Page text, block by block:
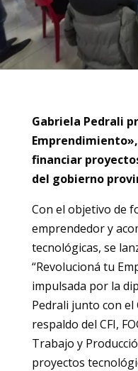
Gabriela Pedrali
financiar
del gobierno
Con el objetivo de
emprendedor y
tecnológicas, se
“Revolucioná tu
impulsada por la
Pedrali junto con
respaldo del CFI,
Trabajo y
proyectos